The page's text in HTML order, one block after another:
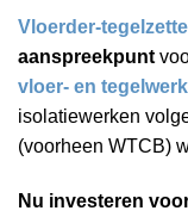
Vloerder-
aanspreekpunt
vloer- en
isolatiewerken
(voorheen WTCB)
Nu investeren